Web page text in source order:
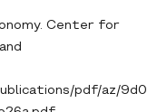
Center for
pdf/az/9d0